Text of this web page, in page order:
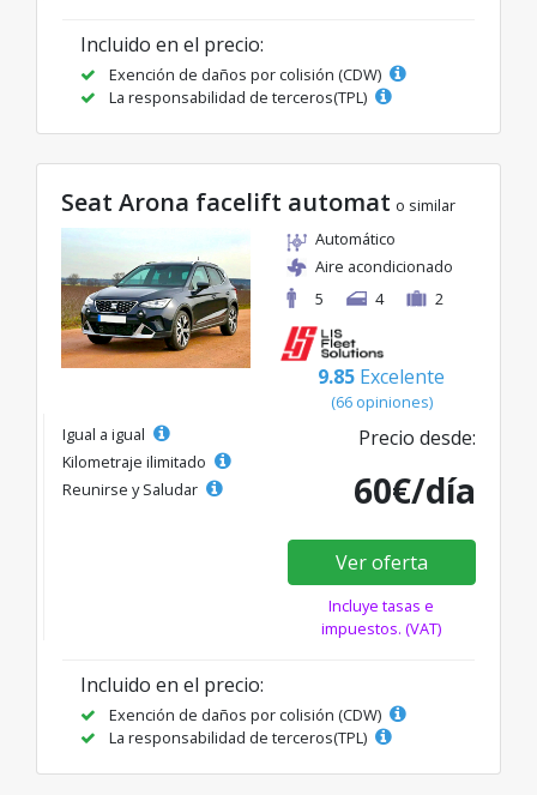
Incluido en el precio:
Exención de daños por colisión (CDW)
La responsabilidad de terceros(TPL)
Seat Arona facelift automat o similar
Automático
Aire acondicionado
5
4 2
9.85 Excelente
(66 opiniones)
Igual a igual
Kilometraje ilimitado
Reunirse y Saludar
Precio desde:
60€/día
Ver oferta
Incluye tasas e
impuestos. (VAT)
Incluido en el precio:
Exención de daños por colisión (CDW)
La responsabilidad de terceros(TPL)